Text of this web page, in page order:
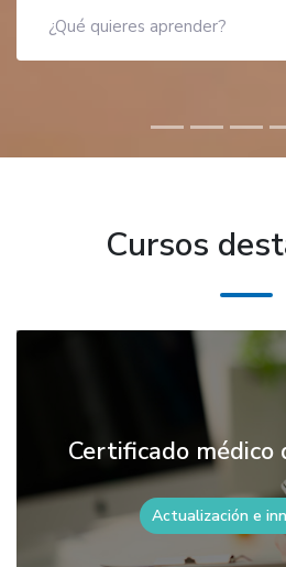
Cursos
Certificado médico
Actualización e